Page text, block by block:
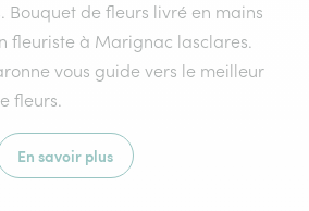
Bouquet de fleurs livré en mains
fleuriste à Marignac lasclares.
vous guide vers le meilleur
fleurs.
En savoir plus